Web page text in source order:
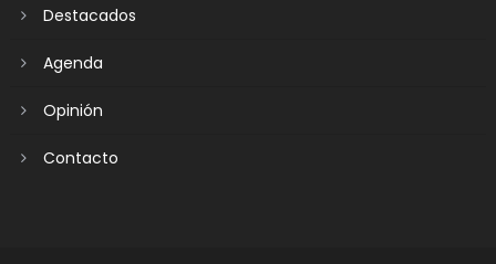
Destacados
Agenda
Opinión
Contacto